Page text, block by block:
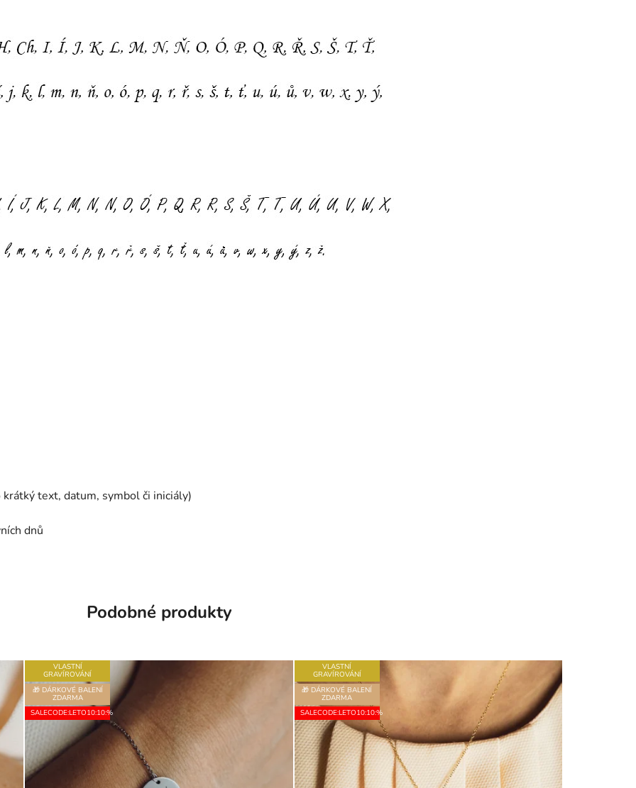
krátký text, datum, symbol či iniciály)
dnů
Podobné produkty
VLASTNÍ
GRAVÍROVÁNÍ
🎁 DÁRKOVÉ BALENÍ
ZDARMA
SALECODE:LETO10:10:%
VLASTNÍ
GRAVÍROVÁNÍ
🎁 DÁRKOVÉ BALENÍ
ZDARMA
SALECODE:LETO10:10:%